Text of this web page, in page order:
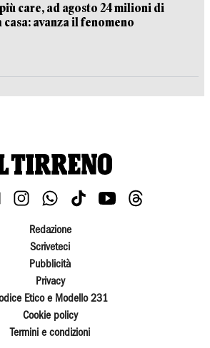
care, ad agosto 24 milioni di
avanza il fenomeno
Redazione
Scriveteci
Pubblicità
Privacy
Etico e Modello 231
Cookie policy
Termini e condizioni